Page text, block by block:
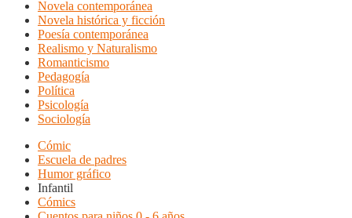
Novela contemporánea
Novela histórica y ficción
Poesía contemporánea
Realismo y Naturalismo
Romanticismo
Pedagogía
Política
Psicología
Sociología
Cómic
Escuela de padres
Humor gráfico
Infantil
Cómics